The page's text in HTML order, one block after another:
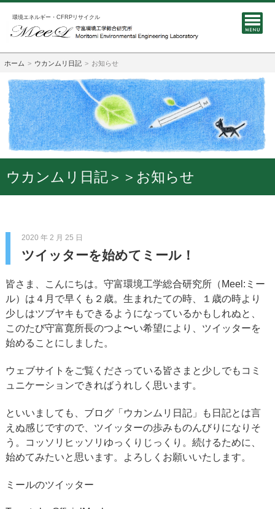
環境エネルギー・CFRPリサイクル
ホーム ウカンムリ日記 お知らせ
ウカンムリ日記＞＞お知らせ
2020 年 2 月 25 日
ツイッターを始めてミール！
皆さま、こんにちは。守富環境工学総合研究所（Meel:ミー
ル）は４月で早くも２歳。生まれたての時、１歳の時より
少しはツブヤキもできるようになっているかもしれぬと、
このたび守富寛所長のつよ〜い希望により、ツイッターを
始めることにしました。
ウェブサイトをご覧くださっている皆さまと少しでもコミ
ュニケーションできればうれしく思います。
といいましても、ブログ「ウカンムリ日記」も日記とは言
えぬ感じですので、ツイッターの歩みものんびりになりそ
う。コッソリヒッソリゆっくりじっくり。続けるために、
始めてみたいと思います。よろしくお願いいたします。
ミールのツイッター